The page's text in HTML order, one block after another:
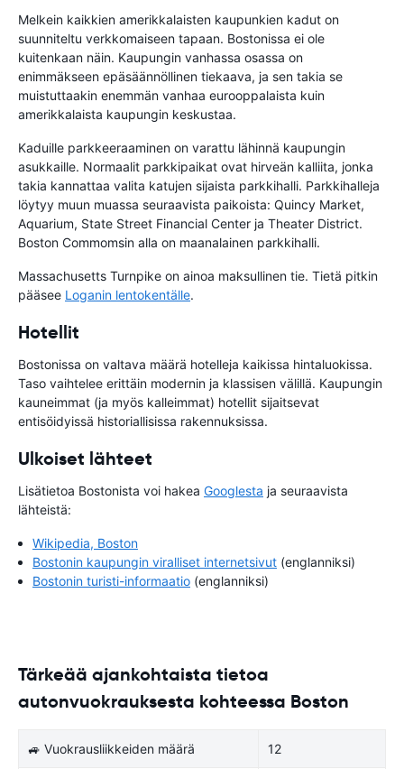
Melkein kaikkien amerikkalaisten kaupunkien kadut on
suunniteltu verkkomaiseen tapaan. Bostonissa ei ole
kuitenkaan näin. Kaupungin vanhassa osassa on
enimmäkseen epäsäännöllinen tiekaava, ja sen takia se
muistuttaakin enemmän vanhaa eurooppalaista kuin
amerikkalaista kaupungin keskustaa.
Kaduille parkkeeraaminen on varattu lähinnä kaupungin
asukkaille. Normaalit parkkipaikat ovat hirveän kalliita, jonka
takia kannattaa valita katujen sijaista parkkihalli. Parkkihalleja
löytyy muun muassa seuraavista paikoista: Quincy Market,
Aquarium, State Street Financial Center ja Theater District.
Boston Commomsin alla on maanalainen parkkihalli.
Massachusetts Turnpike on ainoa maksullinen tie. Tietä pitkin
pääsee Loganin lentokentälle.
Hotellit
Bostonissa on valtava määrä hotelleja kaikissa hintaluokissa.
Taso vaihtelee erittäin modernin ja klassisen välillä. Kaupungin
kauneimmat (ja myös kalleimmat) hotellit sijaitsevat
entisöidyissä historiallisissa rakennuksissa.
Ulkoiset lähteet
Lisätietoa Bostonista voi hakea Googlesta ja seuraavista
lähteistä:
Wikipedia, Boston
Bostonin kaupungin viralliset internetsivut (englanniksi)
Bostonin turisti-informaatio (englanniksi)
Tärkeää ajankohtaista tietoa
autonvuokrauksesta kohteessa Boston
🚙 Vuokrausliikkeiden määrä 12